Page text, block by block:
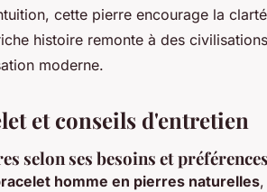
cette pierre encourage la
histoire remonte à des
moderne.
et conseils d'entretien
selon ses besoins et préférences
homme en pierres naturelles